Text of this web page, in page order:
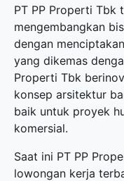
PT PP Properti Tbk
mengembangkan
dengan
yang dikemas
Properti Tbk
konsep arsitektur
baik untuk proyek
komersial.
Saat ini PT PP
lowongan kerja